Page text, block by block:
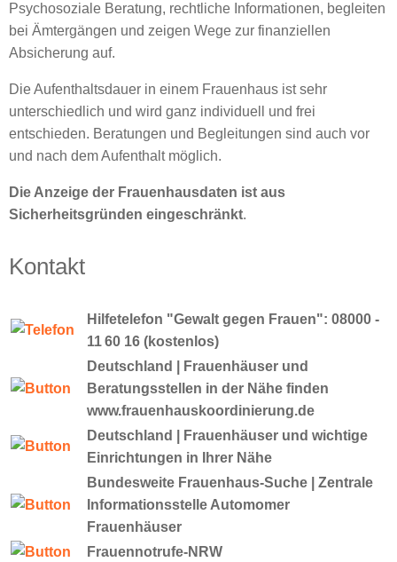
Psychosoziale Beratung, rechtliche Informationen, begleiten
bei Ämtergängen und zeigen Wege zur finanziellen
Absicherung auf.
Die Aufenthaltsdauer in einem Frauenhaus ist sehr
unterschiedlich und wird ganz individuell und frei
entschieden. Beratungen und Begleitungen sind auch vor
und nach dem Aufenthalt möglich.
Die Anzeige der Frauenhausdaten ist aus
Sicherheitsgründen eingeschränkt.
Kontakt
Hilfetelefon "Gewalt gegen Frauen": 08000 -
11 60 16 (kostenlos)
Deutschland | Frauenhäuser und
Beratungsstellen in der Nähe finden
www.frauenhauskoordinierung.de
Deutschland | Frauenhäuser und wichtige
Einrichtungen in Ihrer Nähe
Bundesweite Frauenhaus-Suche | Zentrale
Informationsstelle Automomer
Frauenhäuser
Frauennotrufe-NRW